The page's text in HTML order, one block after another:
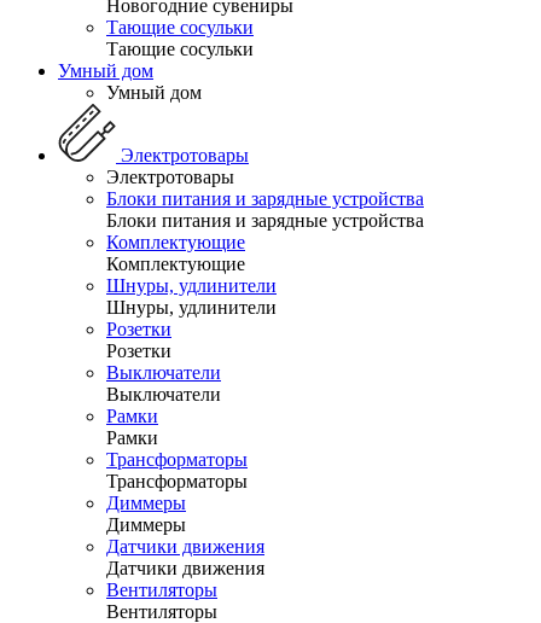
Новогодние сувениры
Тающие сосульки
Тающие сосульки
Умный дом
Умный дом
Электротовары
Электротовары
Блоки питания и зарядные устройства
Блоки питания и зарядные устройства
Комплектующие
Комплектующие
Шнуры, удлинители
Шнуры, удлинители
Розетки
Розетки
Выключатели
Выключатели
Рамки
Рамки
Трансформаторы
Трансформаторы
Диммеры
Диммеры
Датчики движения
Датчики движения
Вентиляторы
Вентиляторы